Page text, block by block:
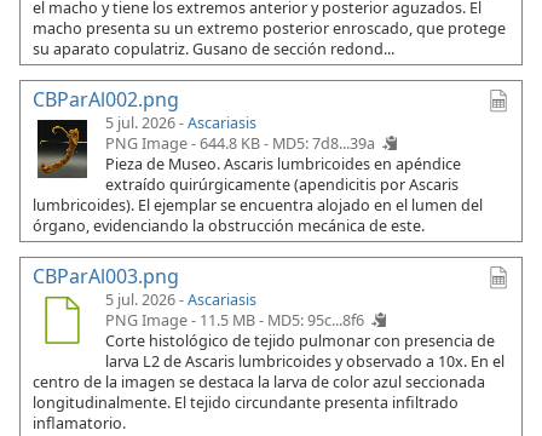
el macho y tiene los extremos anterior y posterior aguzados. El
macho presenta su un extremo posterior enroscado, que protege
su aparato copulatriz. Gusano de sección redond...
CBParAl002.png
5 jul. 2026 -Ascariasis
PNG Image - 644.8 KB - MD5: 7d8...39a
Pieza de Museo. Ascaris lumbricoides en apéndice
extraído quirúrgicamente (apendicitis por Ascaris
lumbricoides). El ejemplar se encuentra alojado en el lumen del
órgano, evidenciando la obstrucción mecánica de este.
CBParAl003.png
5 jul. 2026 -Ascariasis
PNG Image - 11.5 MB - MD5: 95c...8f6
Corte histológico de tejido pulmonar con presencia de
larva L2 de Ascaris lumbricoides y observado a 10x. En el
centro de la imagen se destaca la larva de color azul seccionada
longitudinalmente. El tejido circundante presenta infiltrado
inflamatorio.